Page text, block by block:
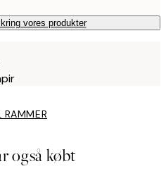
vores produkter
RAMMER
også købt